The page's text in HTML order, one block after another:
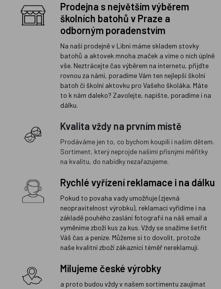
Prodejna s největším výběrem
školních batohů v Praze a
odborným poradenstvím
Na naší prodejně v Libni máme skladem stovky
batohů a aktovek mnoha značek a víme o nich úplně
vše. Neztrácejte čas výběrem na internetu, přijďte
rovnou za námi, poradíme Vám ten nejlepší školní
batoh či školní aktovku pro Vašeho školáka. Máte
to k nám daleko? Zavolejte, napište, poradíme i na
dálku.
Kvalita vždy na prvním místě
Prodáváme jen to, co bychom koupili i našim dětem.
Sortiment, který neprojde našimi přísnými měřítky
na kvalitu, do nabídky nezařazujeme.
Rychlé vyřízení reklamace i na dálku
Pokud to povaha vady umožňuje (zjevná
neopravitelnost výrobku), reklamaci vyřídíme i na
základě pouhého zaslání fotografií na náš email a
vyměníme zboží kus za kus. Vždy se snažíme šetřit
Váš čas a peníze. Můžeme si to dovolit, protože
naše kvalitní zboží zákazníci téměř nereklamují.
Milujeme české výrobky
a proto budou vždy v našem sortimentu zaujímat